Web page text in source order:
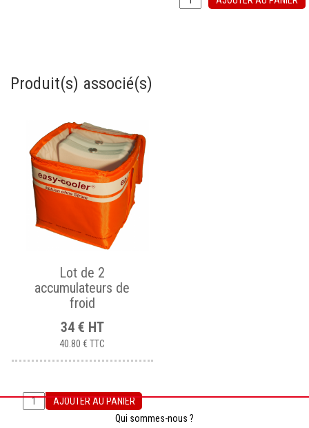
Produit(s) associé(s)
Lot de 2
accumulateurs de
froid
34€ HT
40.80 €TTC
AJOUTER AU PANIER
Qui sommes-nous ?